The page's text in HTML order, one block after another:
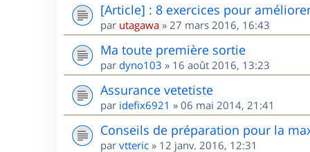
[Article] : 8 exercices pour
par utagawa » 27 mars 2016, 16:43
Ma toute première sortie
par dyno103 » 16 août 2016, 13:23
Assurance vetetiste
par idefix6921 » 06 mai 2014, 21:41
Conseils de préparation pour la
par vtteric » 12 janv. 2016, 12:31